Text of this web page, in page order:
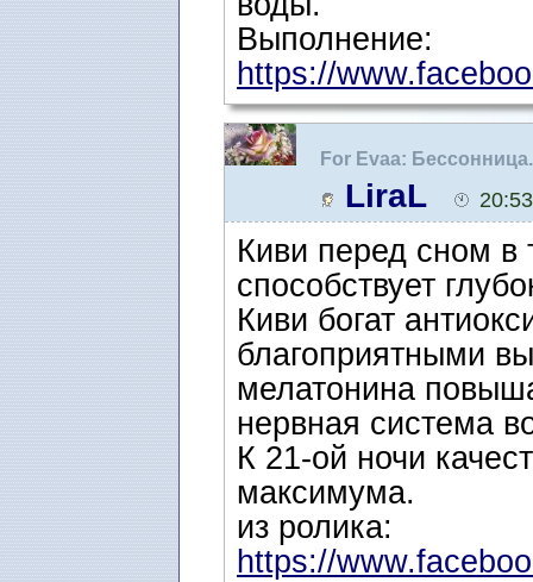
Выполнение:
https://
For Evaa:
LiraL 20:53
Киви перед сном в
способствует
Киви богат
благоприятными
мелатонина
нервная система
К 21-ой ночи
максимума.
из ролика:
https://